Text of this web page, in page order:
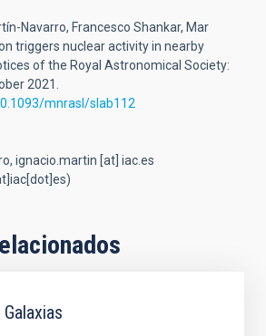
Navarro, Francesco Shankar, Mar
triggers nuclear activity in nearby
of the Royal Astronomical Society:
2021.
mnrasl/slab112
ignacio.martin [at] iac.es